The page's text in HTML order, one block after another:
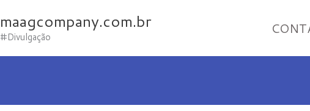
maagcompany.com.br
#Divulgação